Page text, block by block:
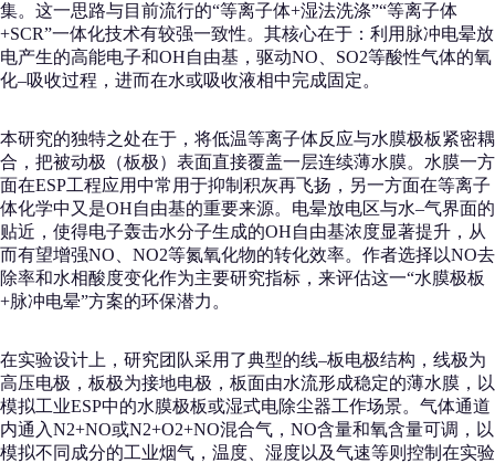
集。这一思路与目前流行的“等离子体+湿法洗涤”“等离子体
+SCR”一体化技术有较强一致性。其核心在于：利用脉冲电晕放
电产生的高能电子和OH自由基，驱动NO、SO2等酸性气体的氧
化–吸收过程，进而在水或吸收液相中完成固定。
本研究的独特之处在于，将低温等离子体反应与水膜极板紧密耦
合，把被动极（板极）表面直接覆盖一层连续薄水膜。水膜一方
面在ESP工程应用中常用于抑制积灰再飞扬，另一方面在等离子
体化学中又是OH自由基的重要来源。电晕放电区与水–气界面的
贴近，使得电子轰击水分子生成的OH自由基浓度显著提升，从
而有望增强NO、NO2等氮氧化物的转化效率。作者选择以NO去
除率和水相酸度变化作为主要研究指标，来评估这一“水膜极板
+脉冲电晕”方案的环保潜力。
在实验设计上，研究团队采用了典型的线–板电极结构，线极为
高压电极，板极为接地电极，板面由水流形成稳定的薄水膜，以
模拟工业ESP中的水膜极板或湿式电除尘器工作场景。气体通道
内通入N2+NO或N2+O2+NO混合气，NO含量和氧含量可调，以
模拟不同成分的工业烟气，温度、湿度以及气速等则控制在实验